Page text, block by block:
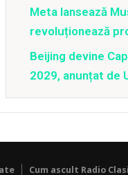
Meta lansează
revoluționează
Beijing devine
2029, anunțat de
Cum ascult Radio